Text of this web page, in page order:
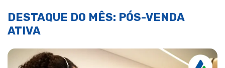
DESTAQUE DO MÊS: PÓS-VENDA
ATIVA